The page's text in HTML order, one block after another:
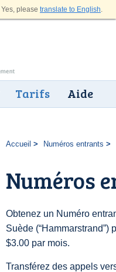
Yes, please translate to English.
Tarifs Aide
Accueil Numéros entrants
Numéros
Obtenez un Numéro
Suède (“Hammarstrand”)
$3.00 par mois.
Transférez des appels